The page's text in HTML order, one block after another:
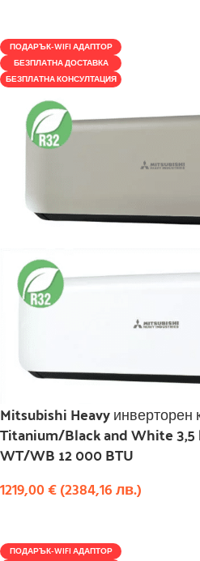
ПОДАРЪК-WIFI АДАПТОР
БЕЗПЛАТНА ДОСТАВКА
БЕЗПЛАТНА КОНСУЛТАЦИЯ
Mitsubishi Heavy инверторен
Titanium/Black and White 3,5
WT/WB 12 000 BTU
1219,00€(2384,16лв.)
ПОДАРЪК-WIFI АДАПТОР